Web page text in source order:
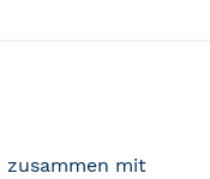
zusammen mit